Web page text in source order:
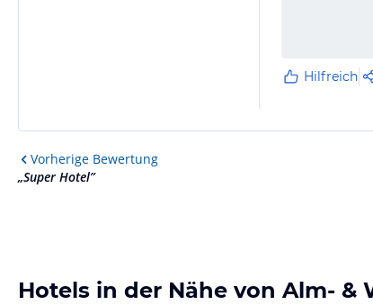
Hilfreich
Vorherige Bewertung
„Super Hotel”
Hotels in der Nähe von Alm- &